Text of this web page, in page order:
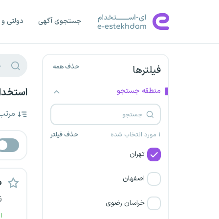
جستجوی آگهی دولتی
فیلترها حذف همه
منطقه جستجو
۱ مورد انتخاب شده حذف فیلتر
تهران
اصفهان
خراسان رضوی